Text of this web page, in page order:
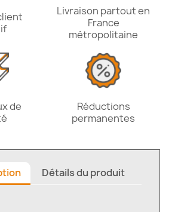
Livraison partout en
France
métropolitaine
de
Réductions
permanentes
Détails du produit